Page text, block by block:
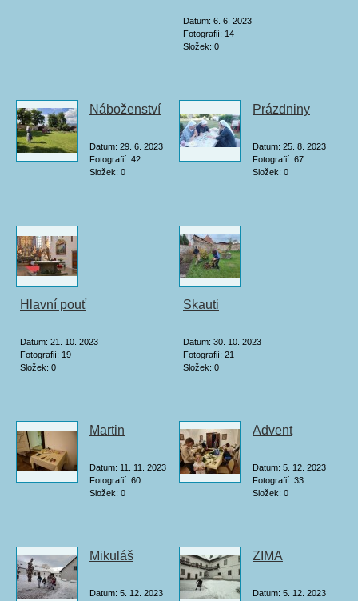
Datum: 6. 6. 2023
Fotografií: 14
Složek: 0
Náboženství
Datum: 29. 6. 2023
Fotografií: 42
Složek: 0
Prázdniny
Datum: 25. 8. 2023
Fotografií: 67
Složek: 0
Hlavní pouť
Datum: 21. 10. 2023
Fotografií: 19
Složek: 0
Skauti
Datum: 30. 10. 2023
Fotografií: 21
Složek: 0
Martin
Datum: 11. 11. 2023
Fotografií: 60
Složek: 0
Advent
Datum: 5. 12. 2023
Fotografií: 33
Složek: 0
Mikuláš
Datum: 5. 12. 2023
ZIMA
Datum: 5. 12. 2023